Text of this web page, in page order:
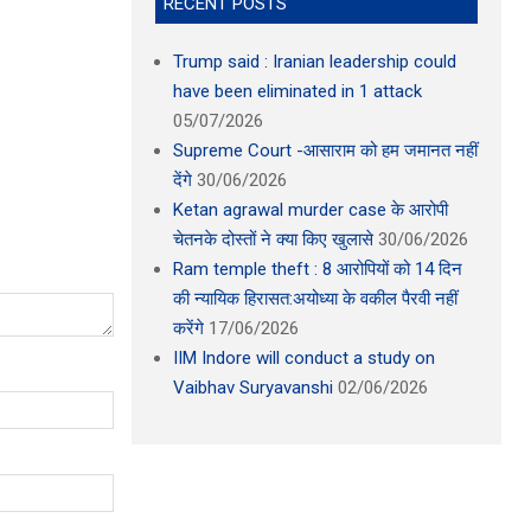
Trump said : Iranian leadership could
have been eliminated in 1 attack
05/07/2026
Supreme Court -आसाराम को हम जमानत नहीं
देंगे 30/06/2026
Ketan agrawal murder case के आरोपी
चेतनके दोस्तों ने क्या किए खुलासे 30/06/2026
Ram temple theft : 8 आरोपियों को 14 दिन
की न्यायिक हिरासत:अयोध्या के वकील पैरवी नहीं
करेंगे 17/06/2026
IIM Indore will conduct a study on
Vaibhav Suryavanshi 02/06/2026